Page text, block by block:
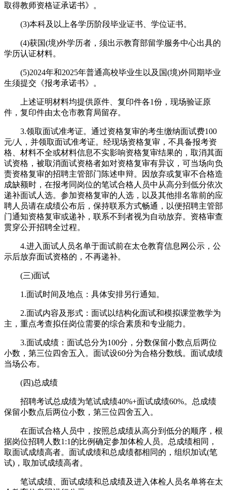
取得教师资格证承诺书》。
(3)本科及以上各学历阶段毕业证书、学位证书。
(4)获国(境)外学历者，须出示教育部留学服务中心出具的
学历认证材料。
(5)2024年和2025年普通高校毕业生以及国(境)外同期毕业
生须提交《报考承诺书》。
上述证明材料均提供原件、复印件各1份，现场验证原
件，复印件由太仓市教育局留存。
3.领取面试准考证。通过资格复审的考生缴纳面试费100
元/人，并领取面试准考证。经现场资格复审，不具备报考资
格、材料不全或材料信息不实影响资格复审结果的，取消其面
试资格，被取消面试资格者如对资格复审有异议，可当场向负
责资格复审的招聘主管部门陈述申辩。因放弃或复审不合格造
成缺额时，在报考同岗位的笔试合格人员中从高分到低分依次
递补面试人选。参加资格复审的人选，以及其他排名靠前的应
聘人员请在成绩公布后，保持联系方式畅通，以便招聘主管部
门通知资格复审或递补，联系不到者视为自动放弃。资格审查
贯穿公开招聘全过程。
4.进入面试人员名单于面试前在太仓教育信息网公示，公
示后放弃面试资格的，不再递补。
(三)面试
1.面试时间及地点：具体安排另行通知。
2.面试内容及形式：面试以结构化面试和模拟课堂教学为
主，重点考查拟任岗位需要的综合素质和专业能力。
3.面试成绩：面试总分为100分，分数保留小数点后两位
小数，第三位四舍五入。面试设60分为合格分数线。面试成绩
当场公布。
(四)总成绩
招聘考试总成绩为笔试成绩40%+面试成绩60%。总成绩
保留小数点后两位小数，第三位四舍五入。
在面试合格人员中，按照总成绩从高分到低分的顺序，根
据岗位招聘人数1:1的比例确定参加体检人员。总成绩相同，
取面试成绩高者。面试成绩和总成绩都相同的，组织加试(笔
试)，取加试成绩高者。
笔试成绩、面试成绩和总成绩及进入体检人员名单将在太